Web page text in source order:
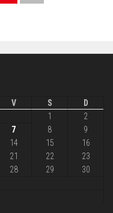
V S D
1
2
7 8
9
14 15
16
21 22
23
28 29
30